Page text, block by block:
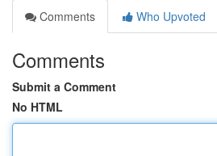
Comments
Who Upvoted
Comments
Submit a Comment
No HTML